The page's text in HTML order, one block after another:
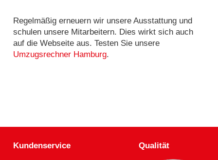
Regelmäßig erneuern wir unsere Ausstattung und
schulen unsere Mitarbeitern. Dies wirkt sich auch
auf die Webseite aus. Testen Sie unsere
Umzugsrechner Hamburg.
Kundenservice Qualität